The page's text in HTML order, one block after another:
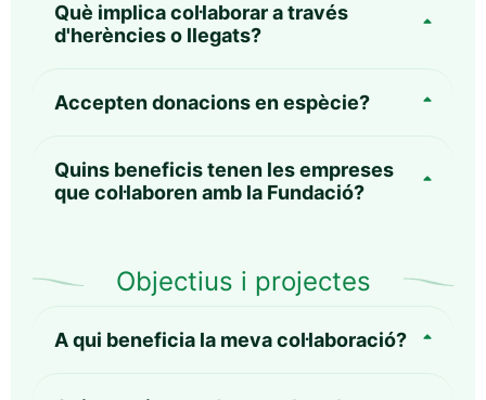
Què implica col·laborar a través
d'herències o llegats?
Accepten donacions en espècie?
Quins beneficis tenen les empreses
que col·laboren amb la Fundació?
Objectius i projectes
A qui beneficia la meva col·laboració?